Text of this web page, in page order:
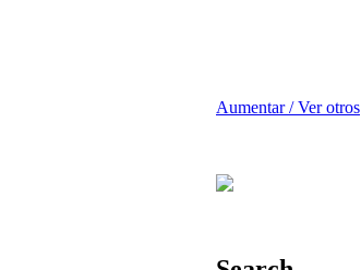
Aumentar / Ver otros